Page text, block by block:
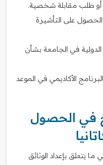
أو طلب مقابلة شخصية.
الحصول على التأشيرة
في الجامعة بشأن
الأكاديمي في الموعد
في الحصول
يتعلق بإعداد الوثائق